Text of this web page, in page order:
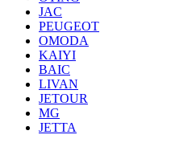
JAC
PEUGEOT
OMODA
KAIYI
BAIC
LIVAN
JETOUR
MG
JETTA